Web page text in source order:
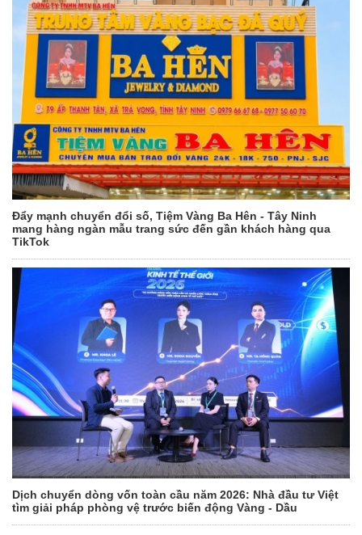
Đẩy mạnh chuyển đổi số, Tiệm Vàng Ba Hên - Tây Ninh
mang hàng ngàn mẫu trang sức đến gần khách hàng qua
TikTok
Dịch chuyển dòng vốn toàn cầu năm 2026: Nhà đầu tư Việt
tìm giải pháp phòng vệ trước biến động Vàng - Dầu